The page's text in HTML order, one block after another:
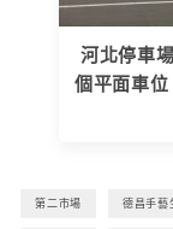
河北停車
個平面車
第二市場 德昌手藝